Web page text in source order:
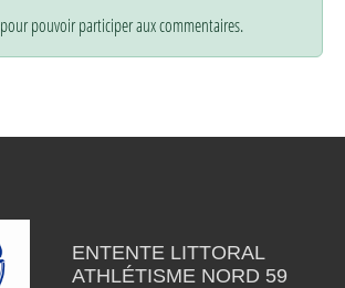
pour pouvoir participer aux commentaires.
ENTENTE LITTORAL
ATHLÉTISME NORD 59